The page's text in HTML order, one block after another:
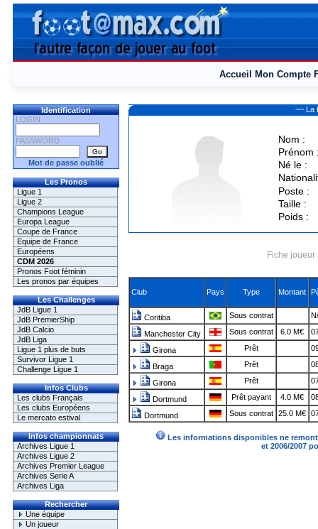
Accueil Mon Compte
Identification
LOGIN
PASSWORD
Mot de passe oublié
Les Pronos
Ligue 1
Ligue 2
Champions League
Europa League
Coupe de France
Equipe de France
Européens
CDM 2026
Pronos Foot féminin
Les pronos par équipes
Les Challenges
JdB Ligue 1
JdB PremierShip
JdB Calcio
JdB Liga
Ligue 1 plus de buts
Survivor Ligue 1
Challenge Ligue 1
Infos Clubs
Les clubs Français
Les clubs Européens
Le mercato estival
Infos championnats
Archives Ligue 1
Archives Ligue 2
Archives Premier League
Archives Serie A
Archives Liga
Rechercher
Une équipe
Un joueur
~~ La
Nom :
Prénom
Né le :
Poste :
Taille :
Poids :
Fiche
Club Pays Type Montant
Coritiba Sous contrat
Manchester City Sous contrat 6.0 M€
Girona Prêt
Braga Prêt
Girona Prêt
Dortmund Prêt payant 4.0 M€
Dortmund Sous contrat 25.0 M€
Les informations disponibles ne
et 2006/2007